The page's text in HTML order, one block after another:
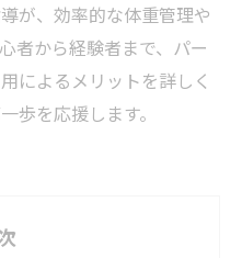
が、効率的な体重管理や
者から経験者まで、パー
によるメリットを詳しく
歩を応援します。